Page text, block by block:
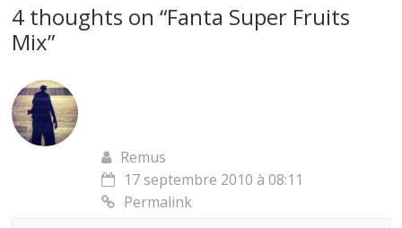
4 thoughts on “Fanta Super Fruits
Mix”
Remus
17 septembre 2010 à 08:11
Permalink